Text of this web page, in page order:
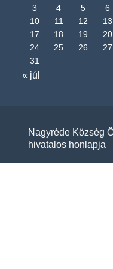
3
4 5 6
10
11 12 13
17
18 19 20
24
25 26 27
31
« júl
Nagyréde Község
hivatalos honlapja